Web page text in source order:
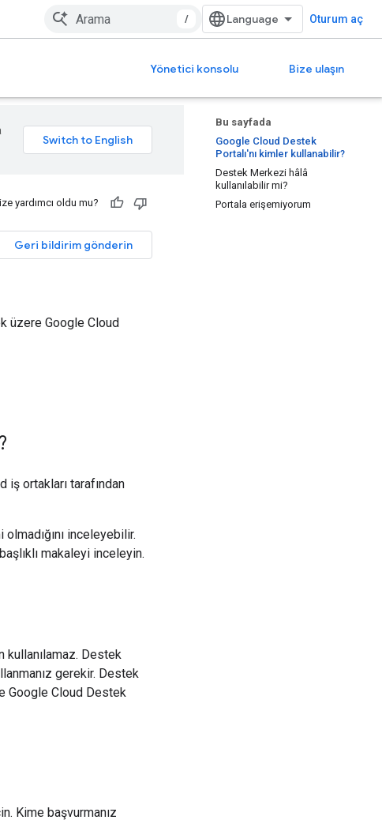
/ Oturum aç
Yönetici konsolu Bize ulaşın
Bu sayfada
Google Cloud Destek
Portalı'nı kimler kullanabilir?
Destek Merkezi hâlâ
kullanılabilir mi?
Portala erişemiyorum
yardımcı oldu mu?
Geri bildirim gönderin
üzere Google Cloud
ortakları tarafından
inceleyebilir.
başlıklı makaleyi inceleyin.
kullanılamaz. Destek
gerekir. Destek
Google Cloud Destek
Kime başvurmanız